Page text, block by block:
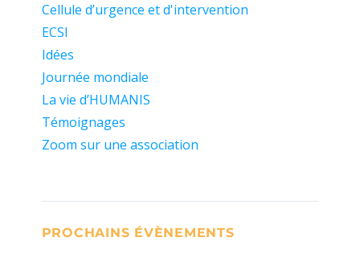
Cellule d’urgence et d'intervention
ECSI
Idées
Journée mondiale
La vie d’HUMANIS
Témoignages
Zoom sur une association
PROCHAINS ÉVÈNEMENTS